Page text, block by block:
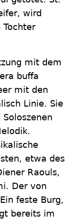
wird
Tochter
mit dem
buffa
mit den
Linie. Sie
etwa des
Raouls,
Der von
feste Burg,
bereits im